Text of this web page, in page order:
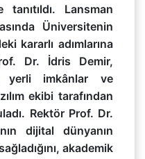
Lansman
Üniversitenin
kararlı adımlarına
Dr. İdris Demir,
yerli imkânlar ve
ekibi tarafından
Rektör Prof. Dr.
dijital dünyanın
akademik